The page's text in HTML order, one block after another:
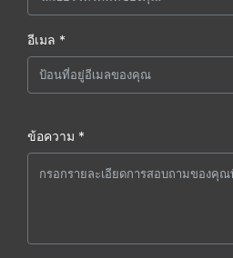
อีเมล *
ข้อความ *